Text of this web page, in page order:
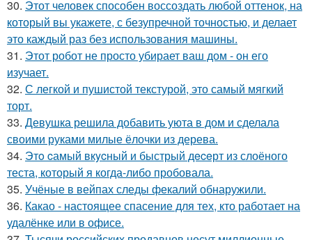
30. Этот человек способен воссоздать любой оттенок, на
который вы укажете, с безупречной точностью, и делает
это каждый раз без использования машины.
31. Этот робот не просто убирает ваш дом - он его
изучает.
32. С легкой и пушистой текстурой, это самый мягкий
торт.
33. Девушка решила добавить уюта в дом и сделала
своими руками милые ёлочки из дерева.
34. Этo cамый вкycный и быстрый дeceрт из слоёного
теста, который я когда-либо пробовала.
35. Учёные в вейпах следы фекалий обнаружили.
36. Какао - настоящее спасение для тех, кто работает на
удалёнке или в офисе.